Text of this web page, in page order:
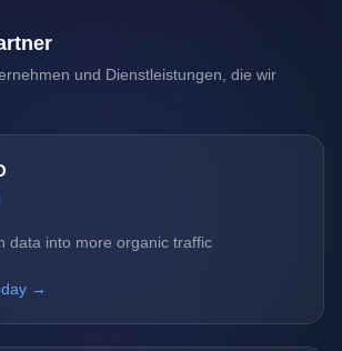
und Dienstleistungen, die wir
data into more organic traffic
→